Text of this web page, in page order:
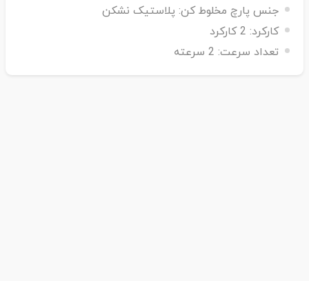
با عملکردهای کنترلی 2 سرعته، شلاق، پوره، خرد کردن و خرد کردن، بر
روی ترکیب و آبمیوه سازی خود کنترل داشته باشید. و با عملکرد
"Pulse" یخ را تا کوچکترین دانه آسیاب کنید و این امکان را به شما
می دهد که از سرعت کامل تیغه در فواصل متوالی برای ترکیب
جنس پارچ مخلوط کن: پلاستیک نشکن
کارکرد: 2 کارکرد
تعداد سرعت: 2 سرعته